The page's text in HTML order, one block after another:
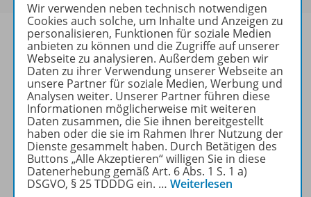
Informationen
Beschreibung
Weitere Inhalte der Ausgabe
Wir verwenden neben technisch notwendigen
Cookies auch solche, um Inhalte und Anzeigen zu
personalisieren, Funktionen für soziale Medien
anbieten zu können und die Zugriffe auf unserer
Webseite zu analysieren. Außerdem geben wir
Daten zu ihrer Verwendung unserer Webseite an
unsere Partner für soziale Medien, Werbung und
Analysen weiter. Unserer Partner führen diese
Informationen möglicherweise mit weiteren
Daten zusammen, die Sie ihnen bereitgestellt
haben oder die sie im Rahmen Ihrer Nutzung der
Dienste gesammelt haben. Durch Betätigen des
Buttons „Alle Akzeptieren“ willigen Sie in diese
Datenerhebung gemäß Art. 6 Abs. 1 S. 1 a)
DSGVO, § 25 TDDDG ein. … Weiterlesen